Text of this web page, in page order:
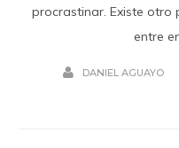
procrastinar. Existe otro
entre
DANIEL AGUAYO